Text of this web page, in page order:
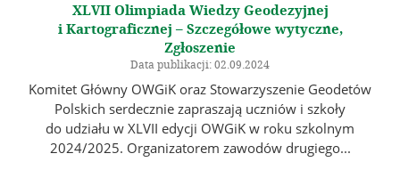
XLVII Olimpiada Wiedzy Geodezyjnej
i Kartograficznej – Szczegółowe wytyczne,
Zgłoszenie
Data publikacji: 02.09.2024
Komitet Główny OWGiK oraz Stowarzyszenie Geodetów
Polskich serdecznie zapraszają uczniów i szkoły
do udziału w XLVII edycji OWGiK w roku szkolnym
2024/2025. Organizatorem zawodów drugiego...